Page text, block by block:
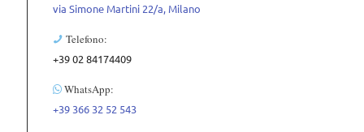
via Simone Martini 22/a, Milano
Telefono:
+39 02 84174409
WhatsApp:
+39 366 32 52 543